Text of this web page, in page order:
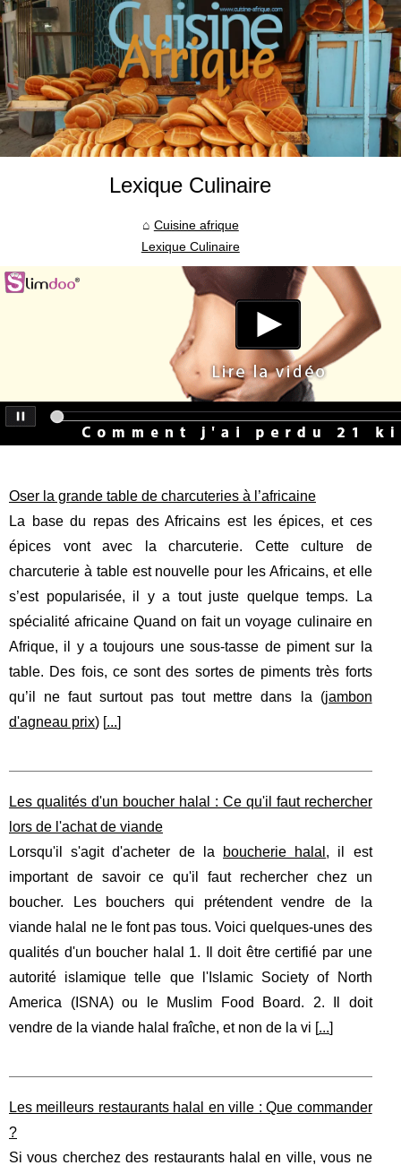
Lexique Culinaire
Cuisine afrique
Lexique Culinaire
Oser la grande table de charcuteries à l’africaine
La base du repas des Africains est les épices, et ces
épices vont avec la charcuterie. Cette culture de
charcuterie à table est nouvelle pour les Africains, et elle
s’est popularisée, il y a tout juste quelque temps. La
spécialité africaine Quand on fait un voyage culinaire en
Afrique, il y a toujours une sous-tasse de piment sur la
table. Des fois, ce sont des sortes de piments très forts
qu’il ne faut surtout pas tout mettre dans la (jambon
d'agneau prix) [...]
Les qualités d'un boucher halal : Ce qu'il faut rechercher
lors de l'achat de viande
Lorsqu'il s'agit d'acheter de la
boucherie halal , il est
important de savoir ce qu'il faut rechercher chez un
boucher. Les bouchers qui prétendent vendre de la
viande halal ne le font pas tous. Voici quelques-unes des
qualités d'un boucher halal 1. Il doit être certifié par une
autorité islamique telle que l'Islamic Society of North
America (ISNA) ou le Muslim Food Board. 2. Il doit
vendre de la viande halal fraîche, et non de la vi [...]
Les meilleurs restaurants halal en ville : Que commander
?
Si vous cherchez des restaurants halal en ville, vous ne